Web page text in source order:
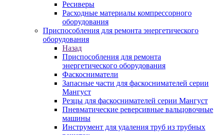
Ресиверы
Расходные материалы компрессорного
оборудования
Приспособления для ремонта энергетического
оборудования
Назад
Приспособления для ремонта
энергетического оборудования
Фаскосниматели
Запасные части для фаскоснимателей серии
Мангуст
Резцы для фаскоснимателей серии Мангуст
Пневматические реверсивные вальцовочные
машины
Инструмент для удаления труб из трубных